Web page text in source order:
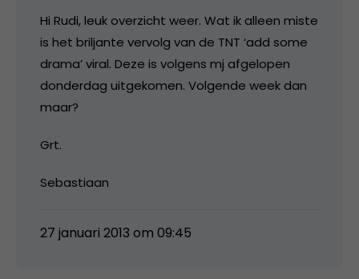
Hi Rudi, leuk overzicht weer. Wat ik alleen miste
is het briljante vervolg van de TNT ‘add some
drama’ viral. Deze is volgens mj afgelopen
donderdag uitgekomen. Volgende week dan
maar?
Grt.
Sebastiaan
27 januari 2013 om 09:45